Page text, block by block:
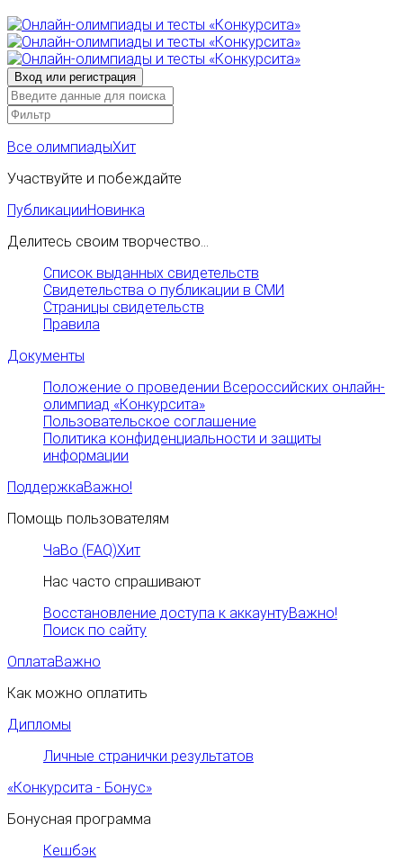
Все олимпиадыХит
Участвуйте и побеждайте
ПубликацииНовинка
Делитесь своим творчество...
Список выданных свидетельств
Свидетельства о публикации в СМИ
Страницы свидетельств
Правила
Документы
Положение о проведении Всероссийских онлайн-
олимпиад «Конкурсита»
Пользовательское соглашение
Политика конфиденциальности и защиты
информации
ПоддержкаВажно!
Помощь пользователям
ЧаВо (FAQ)Хит
Нас часто спрашивают
Восстановление доступа к аккаунтуВажно!
Поиск по сайту
ОплатаВажно
Как можно оплатить
Дипломы
Личные странички результатов
«Конкурсита - Бонус»
Бонусная программа
Кешбэк